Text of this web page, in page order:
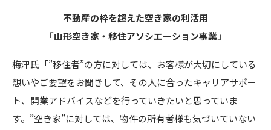
不動産の枠を超えた空き家の利活用
「山形空き家・移住アソシエーション事業」
梅津氏「”移住者”の方に対しては、お客様が大切にしている
想いやご要望をお聞きして、その人に合ったキャリアサポー
ト、開業アドバイスなどを行っていきたいと思っていま
す。”空き家”に対しては、物件の所有者様も気づいていない